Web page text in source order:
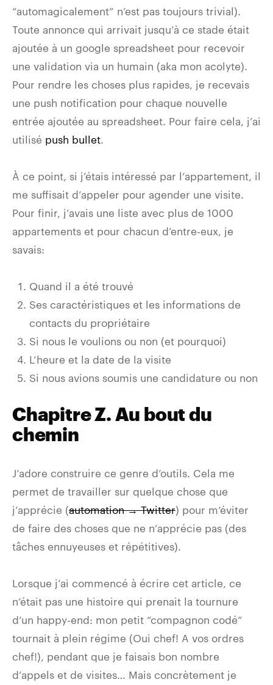
“automagicalement” n’est pas toujours trivial).
Toute annonce qui arrivait jusqu’à ce stade était
ajoutée à un google spreadsheet pour recevoir
une validation via un humain (aka mon acolyte).
Pour rendre les choses plus rapides, je recevais
une push notification pour chaque nouvelle
entrée ajoutée au spreadsheet. Pour faire cela, j’ai
utilisé push bullet
À ce point, si j’étais intéressé par l’appartement, il
me suffisait d’appeler pour agender une visite.
Pour finir, j’avais une liste avec plus de 1000
appartements et pour chacun d’entre-eux, je
savais:
Quand il a été trouvé
Ses caractéristiques et les informations de
contacts du propriétaire
Si nous le voulions ou non (et pourquoi)
L’heure et la date de la visite
Si nous avions soumis une candidature ou non
Chapitre Z. Au bout du
chemin
J’adore construire ce genre d’outils. Cela me
permet de travailler sur quelque chose que
j’apprécie (automation → Twitter) pour m’éviter
de faire des choses que ne n’apprécie pas (des
tâches ennuyeuses et répétitives).
Lorsque j’ai commencé à écrire cet article, ce
n’était pas une histoire qui prenait la tournure
d’un happy-end: mon petit “compagnon codé”
tournait à plein régime (Oui chef! A vos ordres
chef!), pendant que je faisais bon nombre
d’appels et de visites… Mais concrètement je